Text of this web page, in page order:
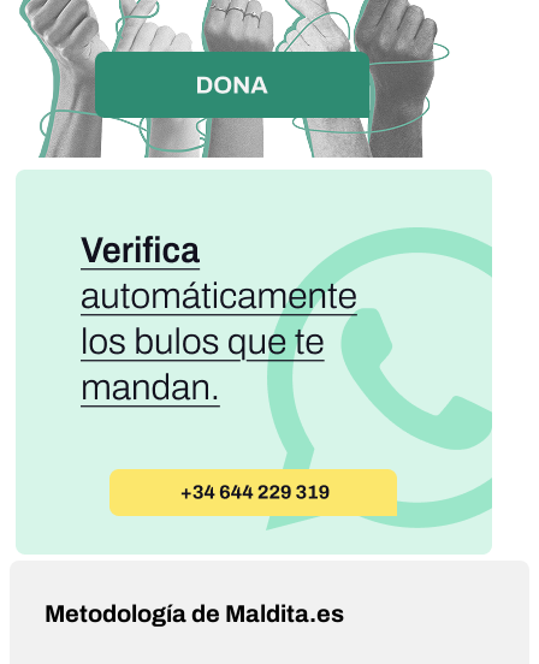
Metodología de Maldita.es